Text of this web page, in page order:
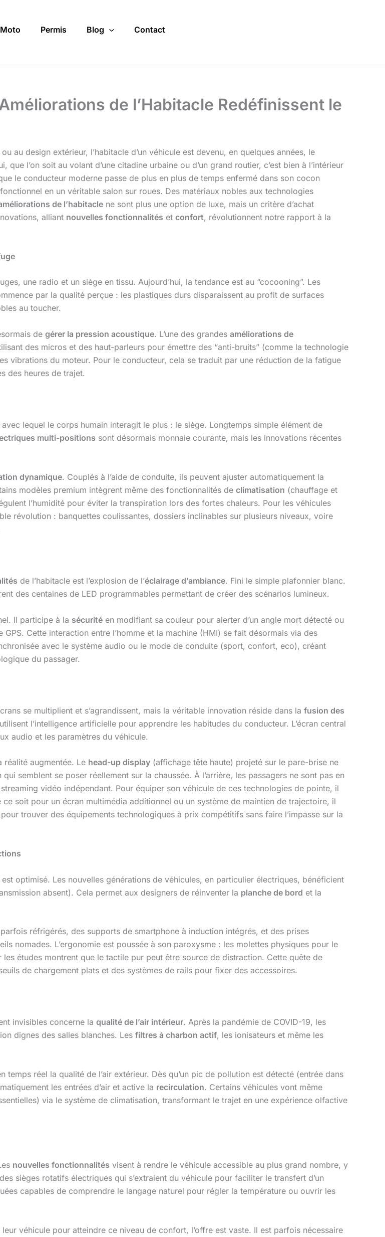
Moto Permis Blog Contact
de l’Habitacle Redéfinissent le
au design extérieur, l’habitacle d’un véhicule est devenu, en quelques années, le
l’on soit au volant d’une citadine urbaine ou d’un grand routier, c’est bien à l’intérieur
le conducteur moderne passe de plus en plus de temps enfermé dans son cocon
en un véritable salon sur roues. Des matériaux nobles aux technologies
de l’habitacle ne sont plus une option de luxe, mais un critère d’achat
alliant nouvelles fonctionnalités et confort, révolutionnent notre rapport à la
une radio et un siège en tissu. Aujourd’hui, la tendance est au “cocooning”. Les
par la qualité perçue : les plastiques durs disparaissent au profit de surfaces
au toucher.
de gérer la pression acoustique. L’une des grandes améliorations de
des micros et des haut-parleurs pour émettre des “anti-bruits” (comme la technologie
vibrations du moteur. Pour le conducteur, cela se traduit par une réduction de la fatigue
des heures de trajet.
avec lequel le corps humain interagit le plus : le siège. Longtemps simple élément de
multi-positions sont désormais monnaie courante, mais les innovations récentes
dynamique. Couplés à l’aide de conduite, ils peuvent ajuster automatiquement la
modèles premium intègrent même des fonctionnalités de climatisation (chauffage et
l’humidité pour éviter la transpiration lors des fortes chaleurs. Pour les véhicules
révolution : banquettes coulissantes, dossiers inclinables sur plusieurs niveaux, voire
de l’habitacle est l’explosion de l’éclairage d’ambiance. Fini le simple plafonnier blanc.
des centaines de LED programmables permettant de créer des scénarios lumineux.
Il participe à la sécurité en modifiant sa couleur pour alerter d’un angle mort détecté ou
Cette interaction entre l’homme et la machine (HMI) se fait désormais via des
avec le système audio ou le mode de conduite (sport, confort, eco), créant
du passager.
se multiplient et s’agrandissent, mais la véritable innovation réside dans la fusion des
l’intelligence artificielle pour apprendre les habitudes du conducteur. L’écran central
audio et les paramètres du véhicule.
réalité augmentée. Le head-up display (affichage tête haute) projeté sur le pare-brise ne
semblent se poser réellement sur la chaussée. À l’arrière, les passagers ne sont pas en
vidéo indépendant. Pour équiper son véhicule de ces technologies de pointe, il
soit pour un écran multimédia additionnel ou un système de maintien de trajectoire, il
pour trouver des équipements technologiques à prix compétitifs sans faire l’impasse sur la
optimisé. Les nouvelles générations de véhicules, en particulier électriques, bénéficient
absent). Cela permet aux designers de réinventer la planche de bord et la
réfrigérés, des supports de smartphone à induction intégrés, et des prises
nomades. L’ergonomie est poussée à son paroxysme : les molettes physiques pour le
études montrent que le tactile pur peut être source de distraction. Cette quête de
de chargement plats et des systèmes de rails pour fixer des accessoires.
invisibles concerne la qualité de l’air intérieur. Après la pandémie de COVID-19, les
dignes des salles blanches. Les filtres à charbon actif, les ionisateurs et même les
réel la qualité de l’air extérieur. Dès qu’un pic de pollution est détecté (entrée dans
les entrées d’air et active la recirculation. Certains véhicules vont même
via le système de climatisation, transformant le trajet en une expérience olfactive
nouvelles fonctionnalités visent à rendre le véhicule accessible au plus grand nombre, y
sièges rotatifs électriques qui s’extraient du véhicule pour faciliter le transfert d’un
capables de comprendre le langage naturel pour régler la température ou ouvrir les
véhicule pour atteindre ce niveau de confort, l’offre est vaste. Il est parfois nécessaire